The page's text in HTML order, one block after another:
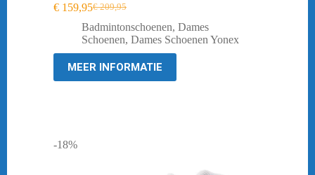
€209,95
Oorspronkelijke
prijs
was:
€ 159,95Huidige
prijs
is:
Badmintonschoenen, Dames
Schoenen, Dames Schoenen Yonex
MEER INFORMATIE
-18%